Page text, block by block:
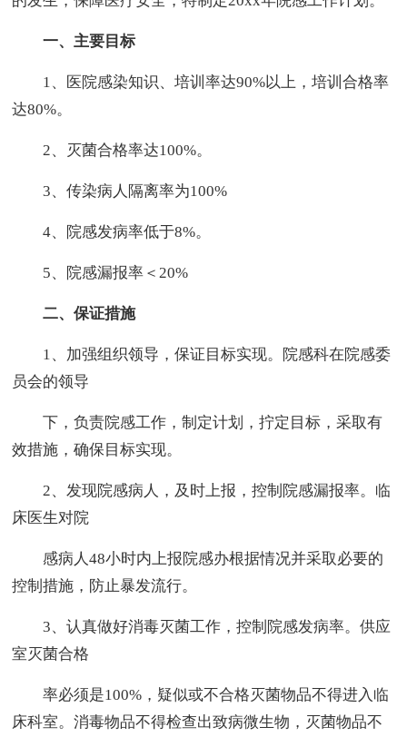
一、主要目标
1、医院感染知识、培训率达90%以上，培训合格率
达80%。
2、灭菌合格率达100%。
3、传染病人隔离率为100%
4、院感发病率低于8%。
5、院感漏报率＜20%
二、保证措施
1、加强组织领导，保证目标实现。院感科在院感委
员会的领导
下，负责院感工作，制定计划，拧定目标，采取有
效措施，确保目标实现。
2、发现院感病人，及时上报，控制院感漏报率。临
床医生对院
感病人48小时内上报院感办根据情况并采取必要的
控制措施，防止暴发流行。
3、认真做好消毒灭菌工作，控制院感发病率。供应
室灭菌合格
率必须是100%，疑似或不合格灭菌物品不得进入临
床科室。消毒物品不得检查出致病微生物，灭菌物品不